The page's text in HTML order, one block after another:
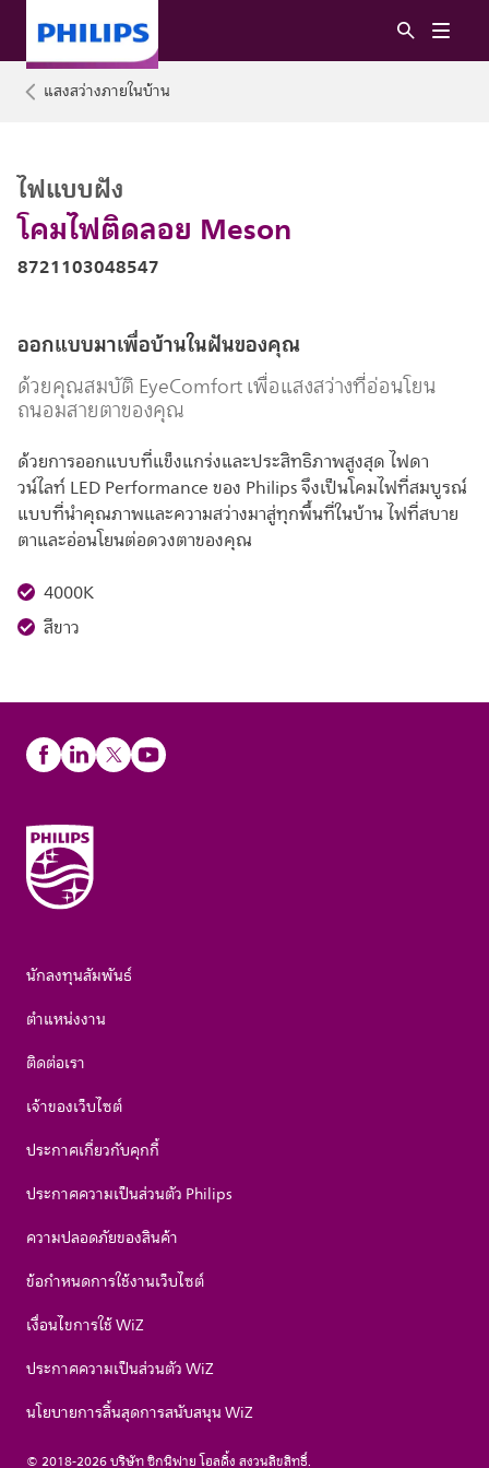
แสงสว่างภายในบ้าน
โคมไฟติดลอย Meson
ไฟแบบฝัง
8721103048547
ออกแบบมาเพื่อบ้านในฝันของคุณ
ด้วยคุณสมบัติ EyeComfort เพื่อแสงสว่างที่อ่อนโยน
ถนอมสายตาของคุณ
ด้วยการออกแบบที่แข็งแกร่งและประสิทธิภาพสูงสุด ไฟดา
วน์ไลท์ LED Performance ของ Philips จึงเป็นโคมไฟที่สมบูรณ์
แบบที่นำคุณภาพและความสว่างมาสู่ทุกพื้นที่ในบ้าน ไฟที่สบาย
ตาและอ่อนโยนต่อดวงตาของคุณ
4000K
สีขาว
นักลงทุนสัมพันธ์
ตำแหน่งงาน
ติดต่อเรา
เจ้าของเว็บไซต์
ประกาศเกี่ยวกับคุกกี้
ประกาศความเป็นส่วนตัว Philips
ความปลอดภัยของสินค้า
ข้อกำหนดการใช้งานเว็บไซต์
เงื่อนไขการใช้ WiZ
ประกาศความเป็นส่วนตัว WiZ
นโยบายการสิ้นสุดการสนับสนุน WiZ
© 2018-2026 บริษัท ซิกนิฟาย โฮลดิ้ง สงวนลิขสิทธิ์.